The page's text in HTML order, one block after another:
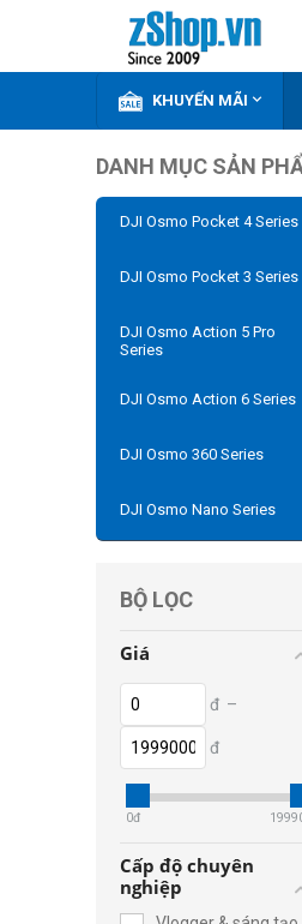
KHUYẾN MÃI 
DANH MỤC SẢN
DJI Osmo Pocket 4 Series
DJI Osmo Pocket 3 Series
DJI Osmo Action 5 Pro
Series
DJI Osmo Action 6 Series
DJI Osmo 360 Series
DJI Osmo Nano Series
BỘ LỌC
Giá
đ –
đ
0đ
Cấp độ chuyên
nghiệp